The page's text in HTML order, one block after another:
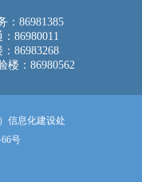
：86981385
86980011
86983268
楼：86980562
信息化建设处
号